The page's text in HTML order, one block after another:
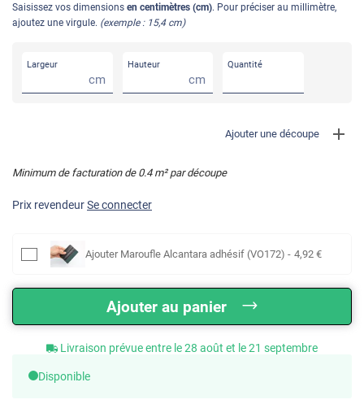
Saisissez vos dimensions en centimètres (cm). Pour préciser au millimètre,
ajoutez une virgule. (exemple : 15,4 cm)
Largeur
cm
Hauteur
cm
Quantité
Ajouter une découpe
Minimum de facturation de 0.4m² par découpe
Prix revendeurSe connecter
Ajouter Maroufle Alcantara adhésif (VO172) - 4,92 €
Ajouter au panier
Livraison prévue entre le 28 août et le 21 septembre
Disponible